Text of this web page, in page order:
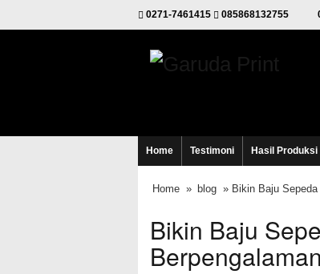
0271-7461415 085868132755
Home Testimoni Hasil Produksi
Home » blog » Bikin Baju
Bikin Baju
Berpengalaman